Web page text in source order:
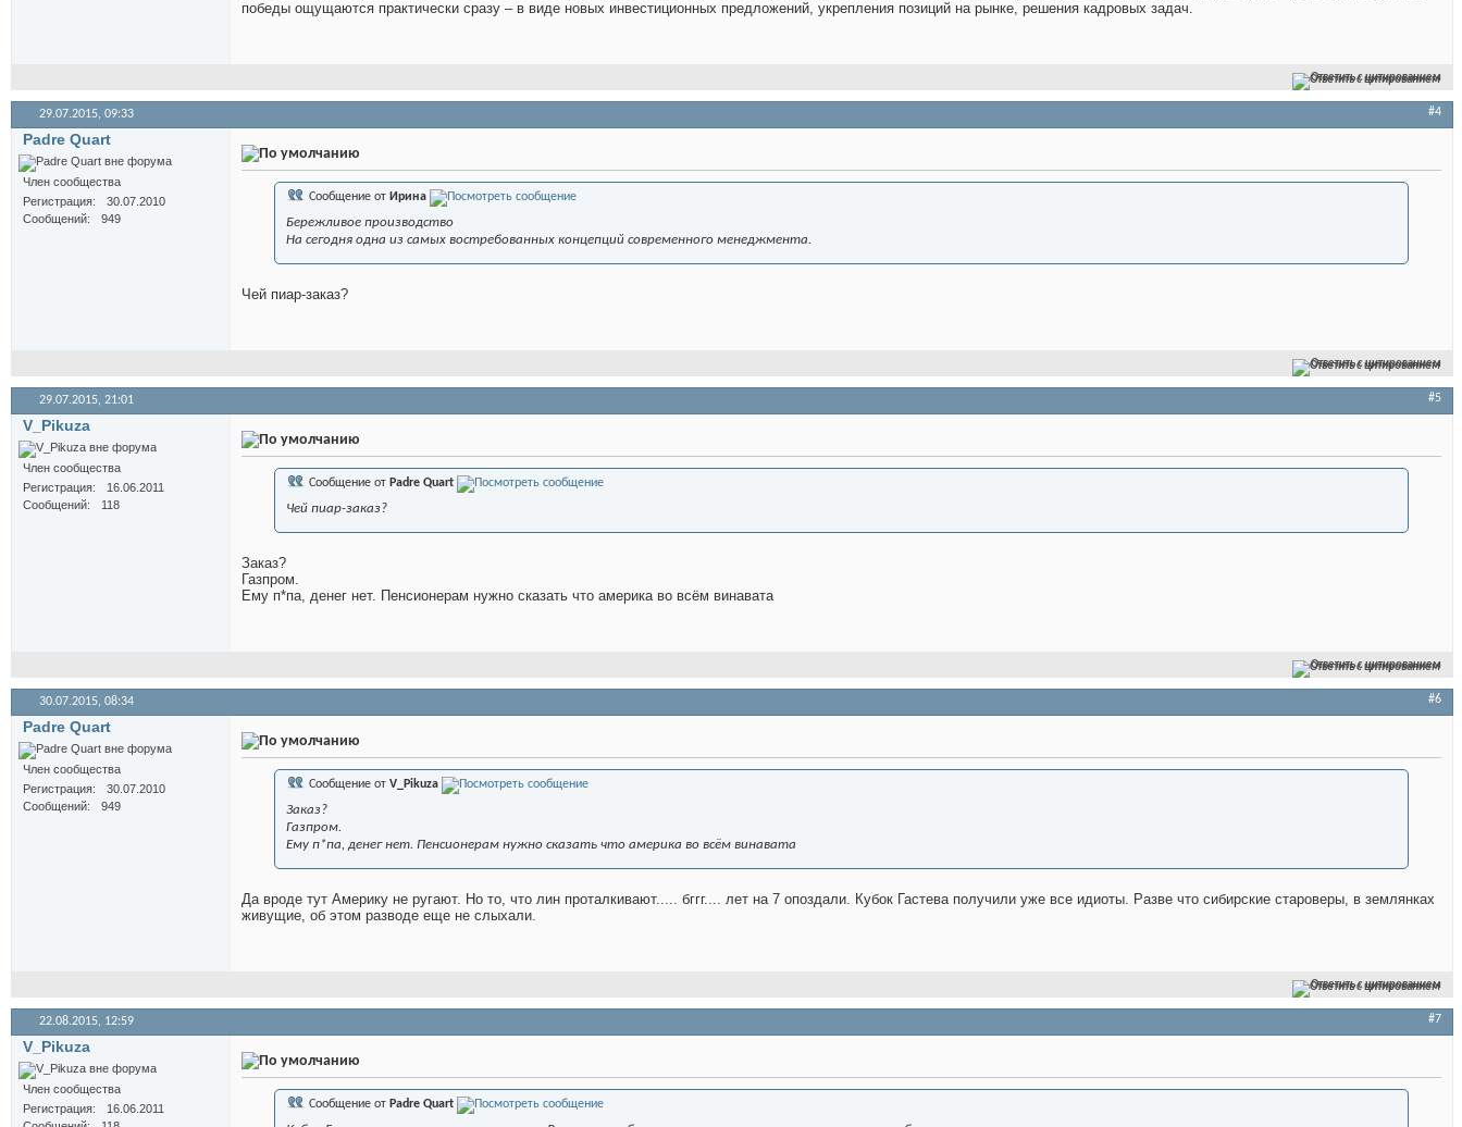
победы ощущаются практически сразу – в виде новых инвестиционных предложений, укрепления позиций на рынке, решения кадровых задач.
Ответить с цитированием
29.07.2015, 09:33 #4
Padre Quart
Член сообщества
Регистрация
30.07.2010
Сообщений
949
Сообщение от Иринa
Бережливое производство
На сегодня одна из самых востребованных концепций современного менеджмента.
Чей пиар-заказ?
Ответить с цитированием
29.07.2015, 21:01 #5
V_Pikuza
Член сообщества
Регистрация
16.06.2011
Сообщений
118
Сообщение от Padre Quart
Чей пиар-заказ?
Заказ?
Газпром.
Ему п*па, денег нет. Пенсионерам нужно сказать что америка во всём винавата
Ответить с цитированием
30.07.2015, 08:34 #6
Padre Quart
Член сообщества
Регистрация
30.07.2010
Сообщений
949
Сообщение от V_Pikuza
Заказ?
Газпром.
Ему п*па, денег нет. Пенсионерам нужно сказать что америка во всём винавата
Да вроде тут Америку не ругают. Но то, что лин проталкивают..... бггг.... лет на 7 опоздали. Кубок Гастева получили уже все идиоты. Разве что сибирские староверы, в землянках
живущие, об этом разводе еще не слыхали.
Ответить с цитированием
22.08.2015, 12:59 #7
V_Pikuza
Член сообщества
Регистрация
16.06.2011
Сообщение от Padre Quart